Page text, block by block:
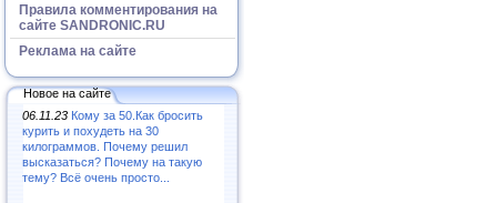
Правила комментирования на
сайте SANDRONIC.RU
Реклама на сайте
Новое на сайте
06.11.23 Кому за 50.Как бросить
курить и похудеть на 30
килограммов. Почему решил
высказаться? Почему на такую
тему? Всё очень просто...